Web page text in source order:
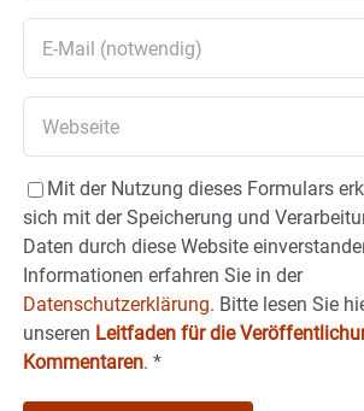
Mit der Nutzung dieses Formulars
sich mit der Speicherung und
Daten durch diese Website
Informationen erfahren Sie in der
Datenschutzerklärung. Bitte lesen Sie
unseren Leitfaden für die
Kommentaren. *